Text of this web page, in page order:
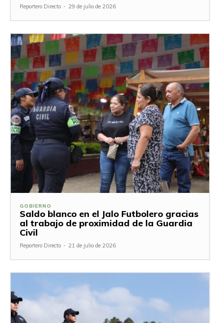
Reportero Directo - 29 de julio de 2026
GOBIERNO
Saldo blanco en el Jalo Futbolero gracias
al trabajo de proximidad de la Guardia
Civil
Reportero Directo - 21 de julio de 2026